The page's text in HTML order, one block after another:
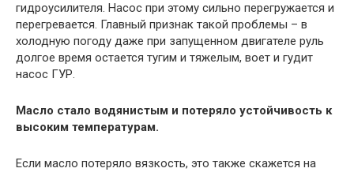
гидроусилителя. Насос при этому сильно перегружается и
перегревается. Главный признак такой проблемы – в
холодную погоду даже при запущенном двигателе руль
долгое время остается тугим и тяжелым, воет и гудит
насос ГУР.
Масло стало водянистым и потеряло устойчивость к
высоким температурам.
Если масло потеряло вязкость, это также скажется на